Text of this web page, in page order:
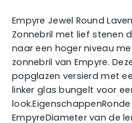
Empyre Jewel Round
Zonnebril met lief stenen
naar een hoger niveau
zonnebril van Empyre.
popglazen versierd met
linker glas bungelt voor
EmpyreDiameter van de